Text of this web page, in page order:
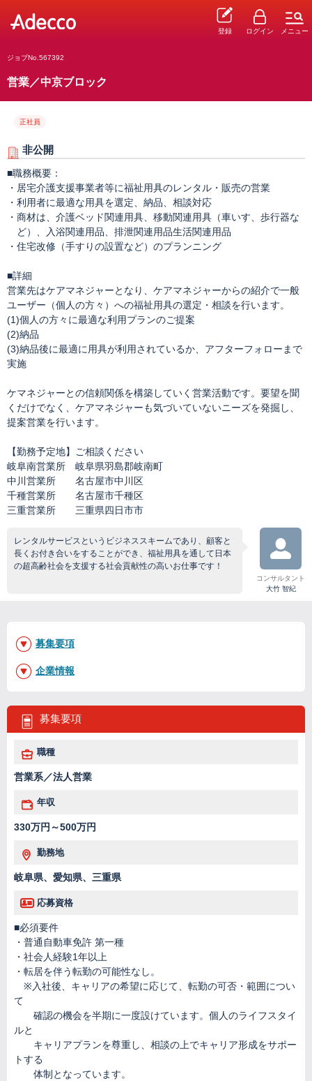
登録 ログイン メニュー
ジョブNo.567392
営業／中京ブロック
正社員
非公開
■職務概要：
・居宅介護支援事業者等に福祉用具のレンタル・販売の営業
・利用者に最適な用具を選定、納品、相談対応
・商材は、介護ベッド関連用具、移動関連用具（車いす、歩行器な
ど）、入浴関連用品、排泄関連用品生活関連用品
・住宅改修（手すりの設置など）のプランニング
■詳細
営業先はケアマネジャーとなり、ケアマネジャーからの紹介で一般
ユーザー（個人の方々）への福祉用具の選定・相談を行います。
(1)個人の方々に最適な利用プランのご提案
(2)納品
(3)納品後に最適に用具が利用されているか、アフターフォローまで
実施
ケマネジャーとの信頼関係を構築していく営業活動です。要望を聞
くだけでなく、ケアマネジャーも気づいていないニーズを発掘し、
提案営業を行います。
【勤務予定地】ご相談ください
岐阜南営業所 岐阜県羽島郡岐南町
中川営業所 名古屋市中川区
千種営業所 名古屋市千種区
三重営業所 三重県四日市市
レンタルサービスというビジネススキームであり、顧客と
長くお付き合いをすることができ、福祉用具を通して日本
の超高齢社会を支援する社会貢献性の高いお仕事です！
コンサルタント
大竹 智紀
募集要項
職種
営業系／法人営業
年収
330万円～500万円
勤務地
岐阜県、愛知県、三重県
応募資格
■必須要件
・普通自動車免許 第一種
・社会人経験1年以上
・転居を伴う転勤の可能性なし。
※入社後、キャリアの希望に応じて、転勤の可否・範囲につい
て
確認の機会を半期に一度設けています。個人のライフスタイ
ルと
キャリアプランを尊重し、相談の上でキャリア形成をサポー
トする
体制となっています。
募集要項
企業情報